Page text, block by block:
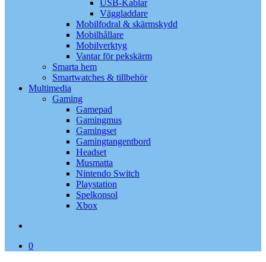
USB-Kablar
Väggladdare
Mobilfodral & skärmskydd
Mobilhållare
Mobilverktyg
Vantar för pekskärm
Smarta hem
Smartwatches & tillbehör
Multimedia
Gaming
Gamepad
Gamingmus
Gamingset
Gamingtangentbord
Headset
Musmatta
Nintendo Switch
Playstation
Spelkonsol
Xbox
0